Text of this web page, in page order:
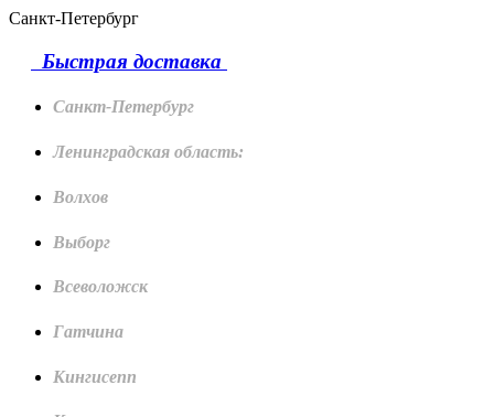
Санкт-Петербург
Быстрая доставка
Санкт-Петербург
Ленинградская область:
Волхов
Выборг
Всеволожск
Гатчина
Кингисепп